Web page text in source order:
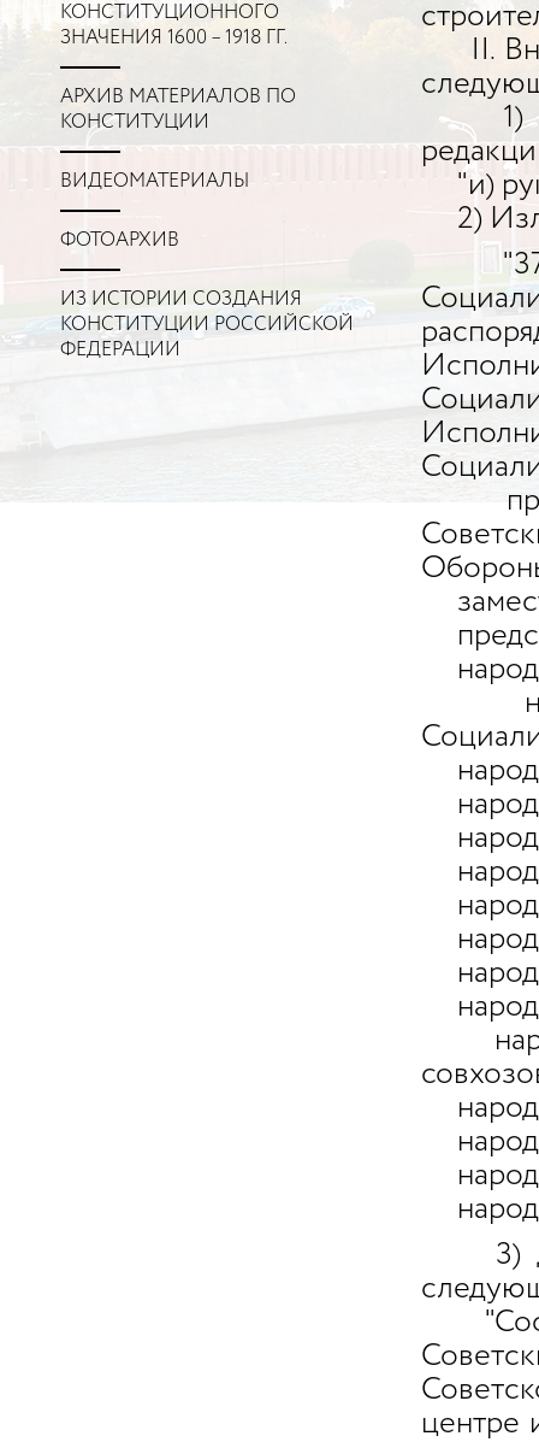
КОНСТИТУЦИОННОГО
ЗНАЧЕНИЯ 1600 – 1918 ГГ.
АРХИВ МАТЕРИАЛОВ ПО
КОНСТИТУЦИИ
ВИДЕОМАТЕРИАЛЫ
ФОТОАРХИВ
ИЗ ИСТОРИИ СОЗДАНИЯ
КОНСТИТУЦИИ РОССИЙСКОЙ
ФЕДЕРАЦИИ
II.
1)
"и)
2)
"37.
3)
центре